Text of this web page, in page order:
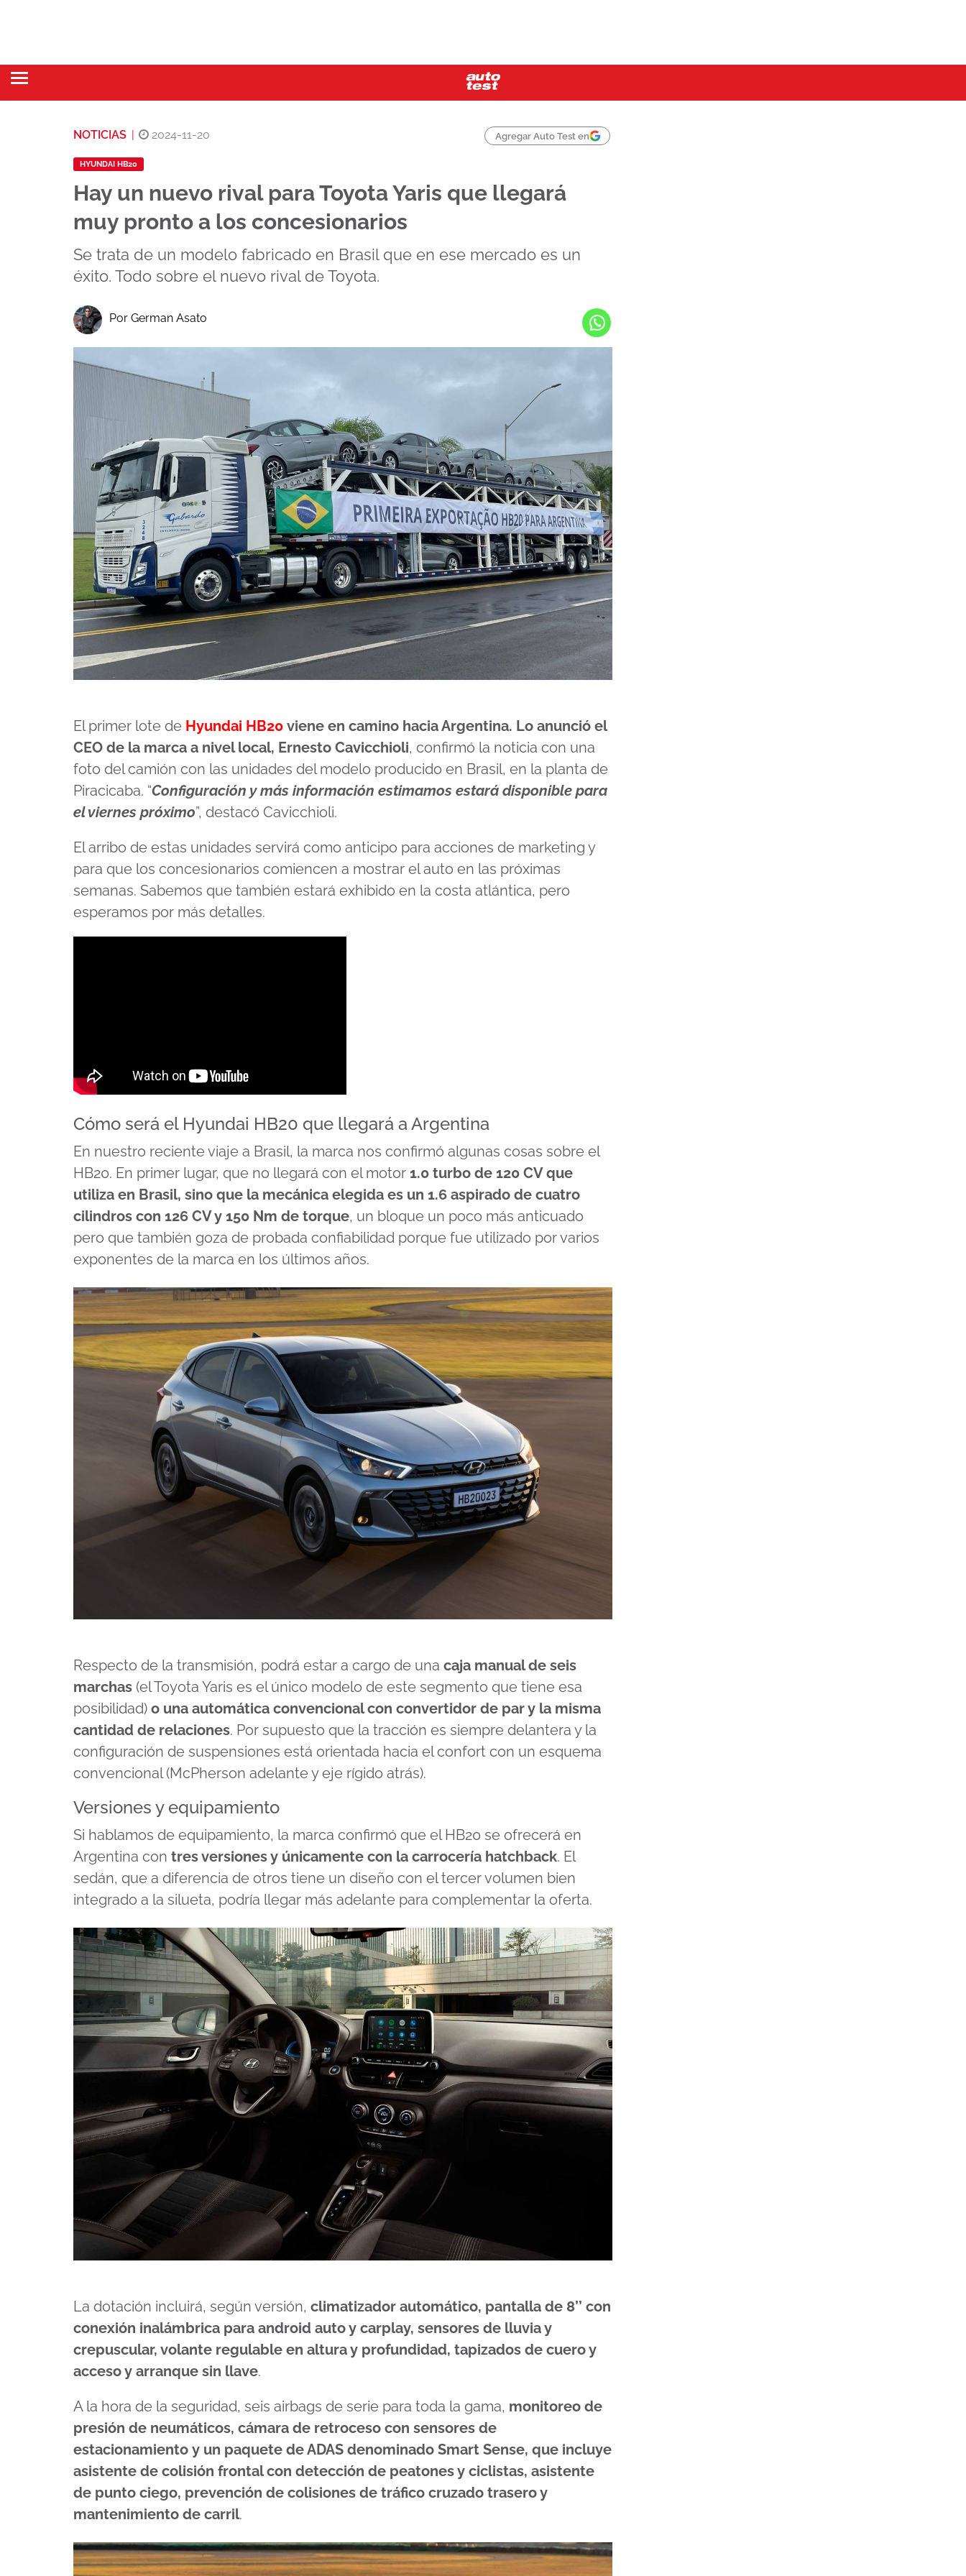
NOTICIAS 2024-11-20 Agregar Auto Test en
HYUNDAI HB20
Hay un nuevo rival para Toyota Yaris que llegará
muy pronto a los concesionarios
Se trata de un modelo fabricado en Brasil que en ese mercado es un
éxito. Todo sobre el nuevo rival de Toyota.
Por German Asato
El primer lote de Hyundai HB20 viene en camino hacia Argentina. Lo anunció el
CEO de la marca a nivel local, Ernesto Cavicchioli, confirmó la noticia con una
foto del camión con las unidades del modelo producido en Brasil, en la planta de
Piracicaba. “Configuración y más información estimamos estará disponible para
el viernes próximo”, destacó Cavicchioli.
El arribo de estas unidades servirá como anticipo para acciones de marketing y
para que los concesionarios comiencen a mostrar el auto en las próximas
semanas. Sabemos que también estará exhibido en la costa atlántica, pero
esperamos por más detalles.
Cómo será el Hyundai HB20 que llegará a Argentina
En nuestro reciente viaje a Brasil, la marca nos confirmó algunas cosas sobre el
HB20. En primer lugar, que no llegará con el motor 1.0 turbo de 120 CV que
utiliza en Brasil, sino que la mecánica elegida es un 1.6 aspirado de cuatro
cilindros con 126 CV y 150 Nm de torque, un bloque un poco más anticuado
pero que también goza de probada confiabilidad porque fue utilizado por varios
exponentes de la marca en los últimos años.
Respecto de la transmisión, podrá estar a cargo de una caja manual de seis
marchas (el Toyota Yaris es el único modelo de este segmento que tiene esa
posibilidad) o una automática convencional con convertidor de par y la misma
cantidad de relaciones. Por supuesto que la tracción es siempre delantera y la
configuración de suspensiones está orientada hacia el confort con un esquema
convencional (McPherson adelante y eje rígido atrás).
Versiones y equipamiento
Si hablamos de equipamiento, la marca confirmó que el HB20 se ofrecerá en
Argentina con tres versiones y únicamente con la carrocería hatchback. El
sedán, que a diferencia de otros tiene un diseño con el tercer volumen bien
integrado a la silueta, podría llegar más adelante para complementar la oferta.
La dotación incluirá, según versión, climatizador automático, pantalla de 8’’ con
conexión inalámbrica para android auto y carplay, sensores de lluvia y
crepuscular, volante regulable en altura y profundidad, tapizados de cuero y
acceso y arranque sin llave.
A la hora de la seguridad, seis airbags de serie para toda la gama, monitoreo de
presión de neumáticos, cámara de retroceso con sensores de
estacionamiento y un paquete de ADAS denominado Smart Sense, que incluye
asistente de colisión frontal con detección de peatones y ciclistas, asistente
de punto ciego, prevención de colisiones de tráfico cruzado trasero y
mantenimiento de carril.